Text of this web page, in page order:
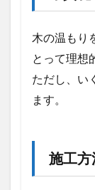
の移
作業
3
まと
ム成
功の
木の温もり
とって理想
ただし、い
ます。
施工方